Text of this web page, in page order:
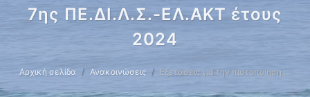
7ης ΠΕ.ΔΙ.Λ.Σ.-ΕΛ.ΑΚΤ έτους
2024
Αρχική σελίδα Ανακοινώσεις Εξετάσεις για την πιστοποίηση …